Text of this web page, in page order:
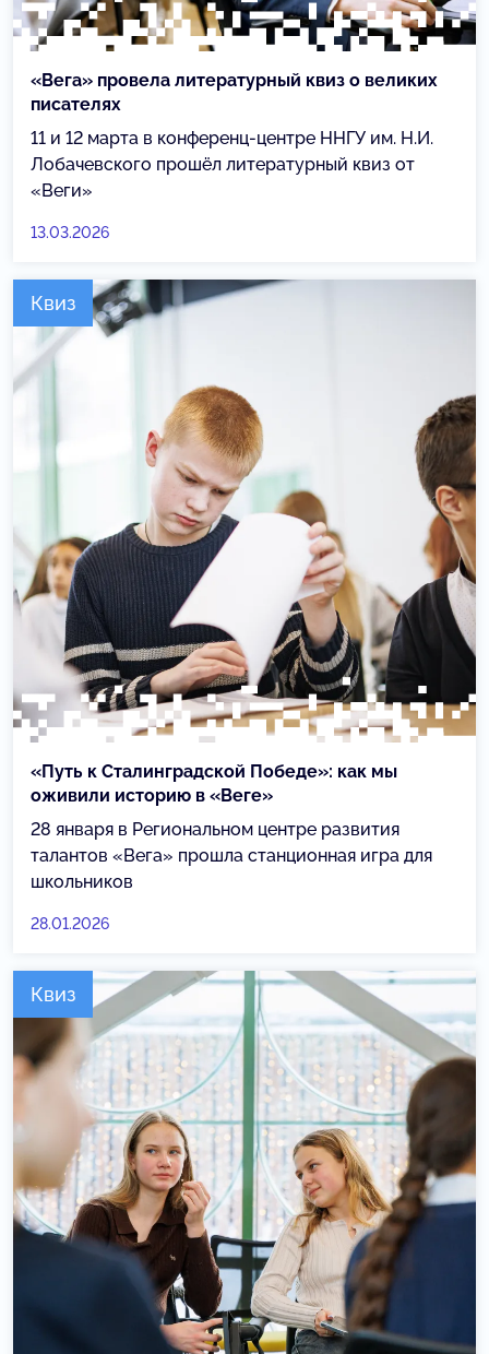
«Вега» провела литературный квиз о великих
писателях
11 и 12 марта в конференц-центре ННГУ им. Н.И.
Лобачевского прошёл литературный квиз от
«Веги»
13.03.2026
Квиз
«Путь к Сталинградской Победе»: как мы
оживили историю в «Веге»
28 января в Региональном центре развития
талантов «Вега» прошла станционная игра для
школьников
28.01.2026
Квиз